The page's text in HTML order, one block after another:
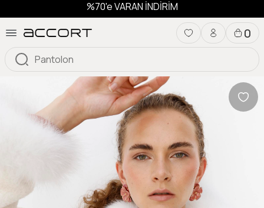
%70'e VARAN İNDİRİM
0